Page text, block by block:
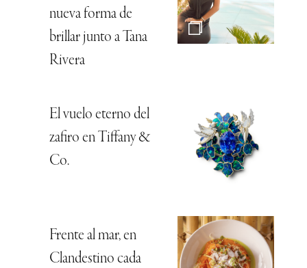
nueva forma de
brillar junto a Tana
Rivera
El vuelo eterno del
zafiro en Tiffany &
Co.
Frente al mar, en
Clandestino cada